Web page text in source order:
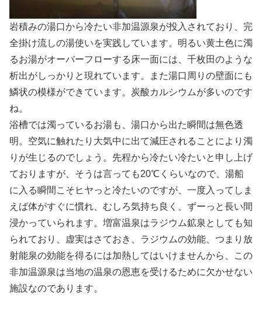
岩積みの湯口から冷たい非加温源泉が投入されており、完
全掛け流しの湯使いを実践しています。明るい黄土色に濁
るお湯がオーバーフローする床一面には、千枚田のような
析出がしっかりと現れています。また湯口周りの壁面にも
鱗状の模様ができています。炭酸カルシウムが多いのです
ね。
浴槽では濁っているお湯も、湯口から出た瞬間は無色透
明。空気に触れたり大気中に出て減圧されることにより濁
りが生じるのでしょう。先程から冷たい冷たいと申し上げ
ておりますが、そうは言っても20℃くらいなので、湯船
に入る瞬間こそヒヤっと冷たいのですが、一度入ってしま
えば体がすぐに慣れ、むしろ気持ち良く、ずーっと長い間
浸かっていられます。増富温泉はラジウム鉱泉としても知
られており、虚実はさておき、ラジウムの効能、つまり放
射能泉の効能を得るには加熱してはいけませんから、この
非加温源泉は当地の温泉の恩恵を受けるために欠かせない
施設なのであります。